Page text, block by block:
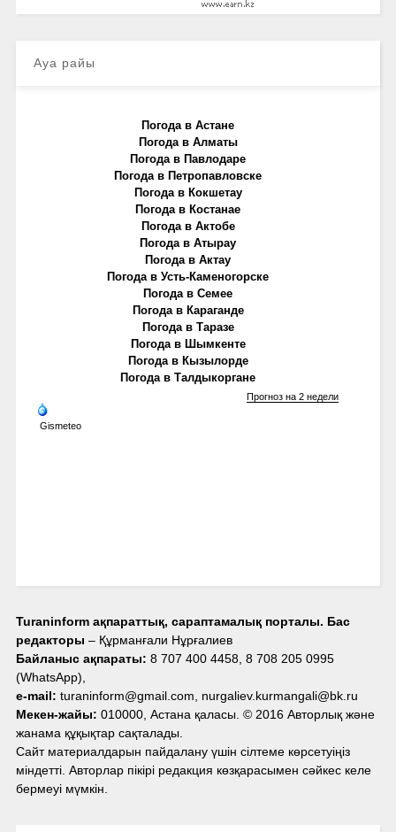
Ауа райы
Погода в Астане
Погода в Алматы
Погода в Павлодаре
Погода в Петропавловске
Погода в Кокшетау
Погода в Костанае
Погода в Актобе
Погода в Атырау
Погода в Актау
Погода в Усть-Каменогорске
Погода в Семее
Погода в Караганде
Погода в Таразе
Погода в Шымкенте
Погода в Кызылорде
Погода в Талдыкоргане
Gismeteo
Прогноз на 2 недели
Turaninform ақпараттық, сараптамалық порталы. Бас
редакторы – Құрманғали Нұрғалиев
Байланыс ақпараты: 8 707 400 4458, 8 708 205 0995
(WhatsApp),
e-mail: turaninform@gmail.com, nurgaliev.kurmangali@bk.ru
Мекен-жайы: 010000, Астана қаласы. © 2016 Авторлық және
жанама құқықтар сақталады.
Сайт материалдарын пайдалану үшін сілтеме көрсетуіңіз
міндетті. Авторлар пікірі редакция көзқарасымен сәйкес келе
бермеуі мүмкін.